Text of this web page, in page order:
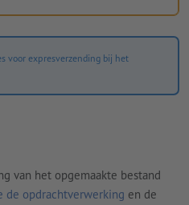
voor expresverzending bij het
van het opgemaakte bestand
de opdrachtverwerking en de